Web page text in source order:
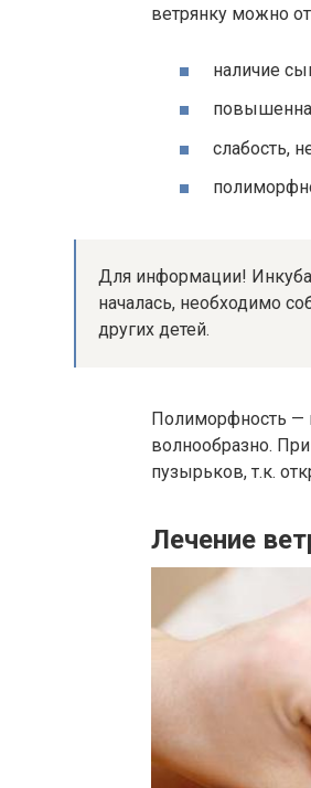
ветрянку можно
наличие
слабость,
Для информации!
началась, необходимо
других детей.
Полиморфность —
волнообразно.
пузырьков, т.к.
Лечение